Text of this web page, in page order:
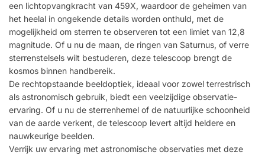
een lichtopvangkracht van 459X, waardoor de geheimen van
het heelal in ongekende details worden onthuld, met de
mogelijkheid om sterren te observeren tot een limiet van 12,8
magnitude. Of u nu de maan, de ringen van Saturnus, of verre
sterrenstelsels wilt bestuderen, deze telescoop brengt de
kosmos binnen handbereik.
De rechtopstaande beeldoptiek, ideaal voor zowel terrestrisch
als astronomisch gebruik, biedt een veelzijdige observatie-
ervaring. Of u nu de sterrenhemel of de natuurlijke schoonheid
van de aarde verkent, de telescoop levert altijd heldere en
nauwkeurige beelden.
Verrijk uw ervaring met astronomische observaties met deze